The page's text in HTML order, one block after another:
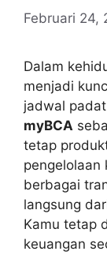
Februari 24,
Dalam
menjadi
jadwal
myBCA
tetap
pengelolaan
berbagai
langsung
Kamu tetap
keuangan